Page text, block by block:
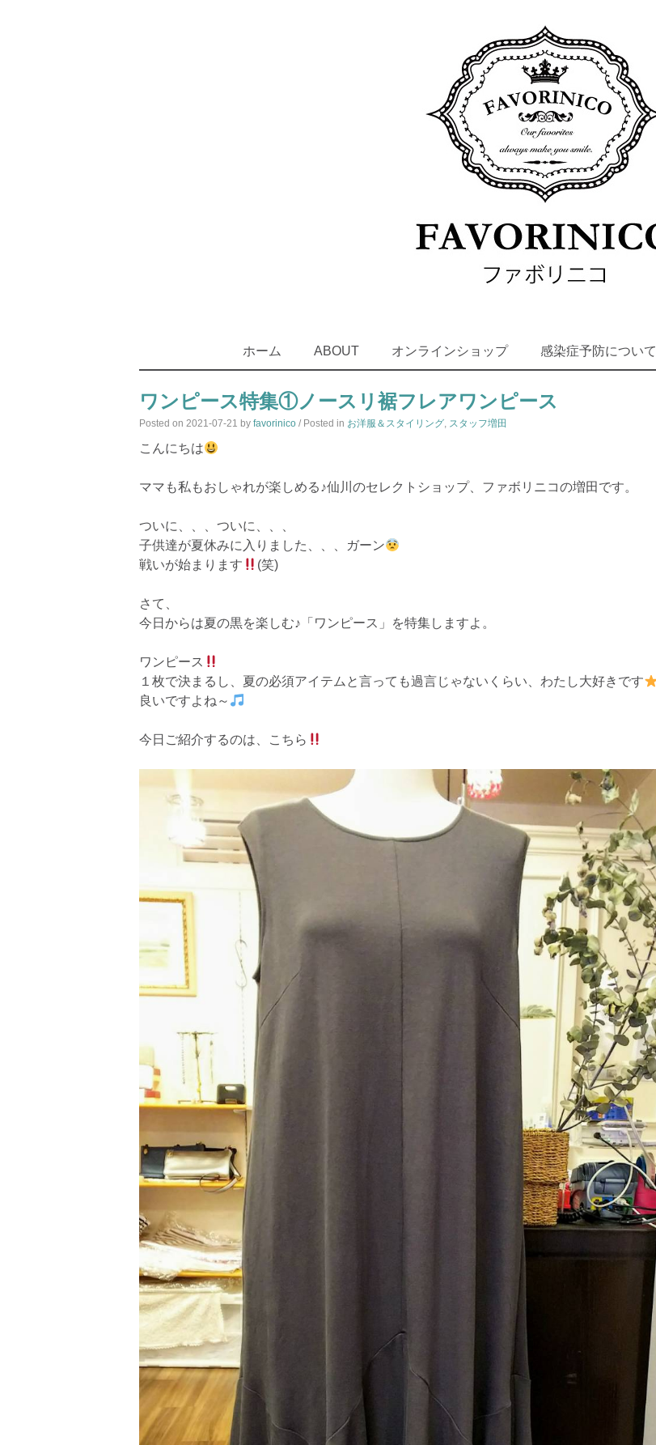
SKIP
TO
ホーム ABOUT オンラインショップ 感染症予防について
ワンピース特集①ノースリ裾フレアワンピース
Posted on 2021-07-21 by favorinico / Posted in お洋服＆スタイリング, スタッフ増田
こんにちは
ママも私もおしゃれが楽しめる♪仙川のセレクトショップ、ファボリニコの増田です。
ついに、、、ついに、、、
子供達が夏休みに入りました、、、ガーン
戦いが始まります
(笑)
さて、
今日からは夏の黒を楽しむ♪「ワンピース」を特集しますよ。
ワンピース
１枚で決まるし、夏の必須アイテムと言っても過言じゃないくらい、わたし大好きです
良いですよね～
今日ご紹介するのは、こちら